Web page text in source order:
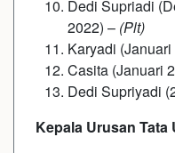
Dedi Supriadi
2022) – (Plt)
Karyadi
Casita (Januari
Dedi Supriyadi
Kepala Urusan Tata